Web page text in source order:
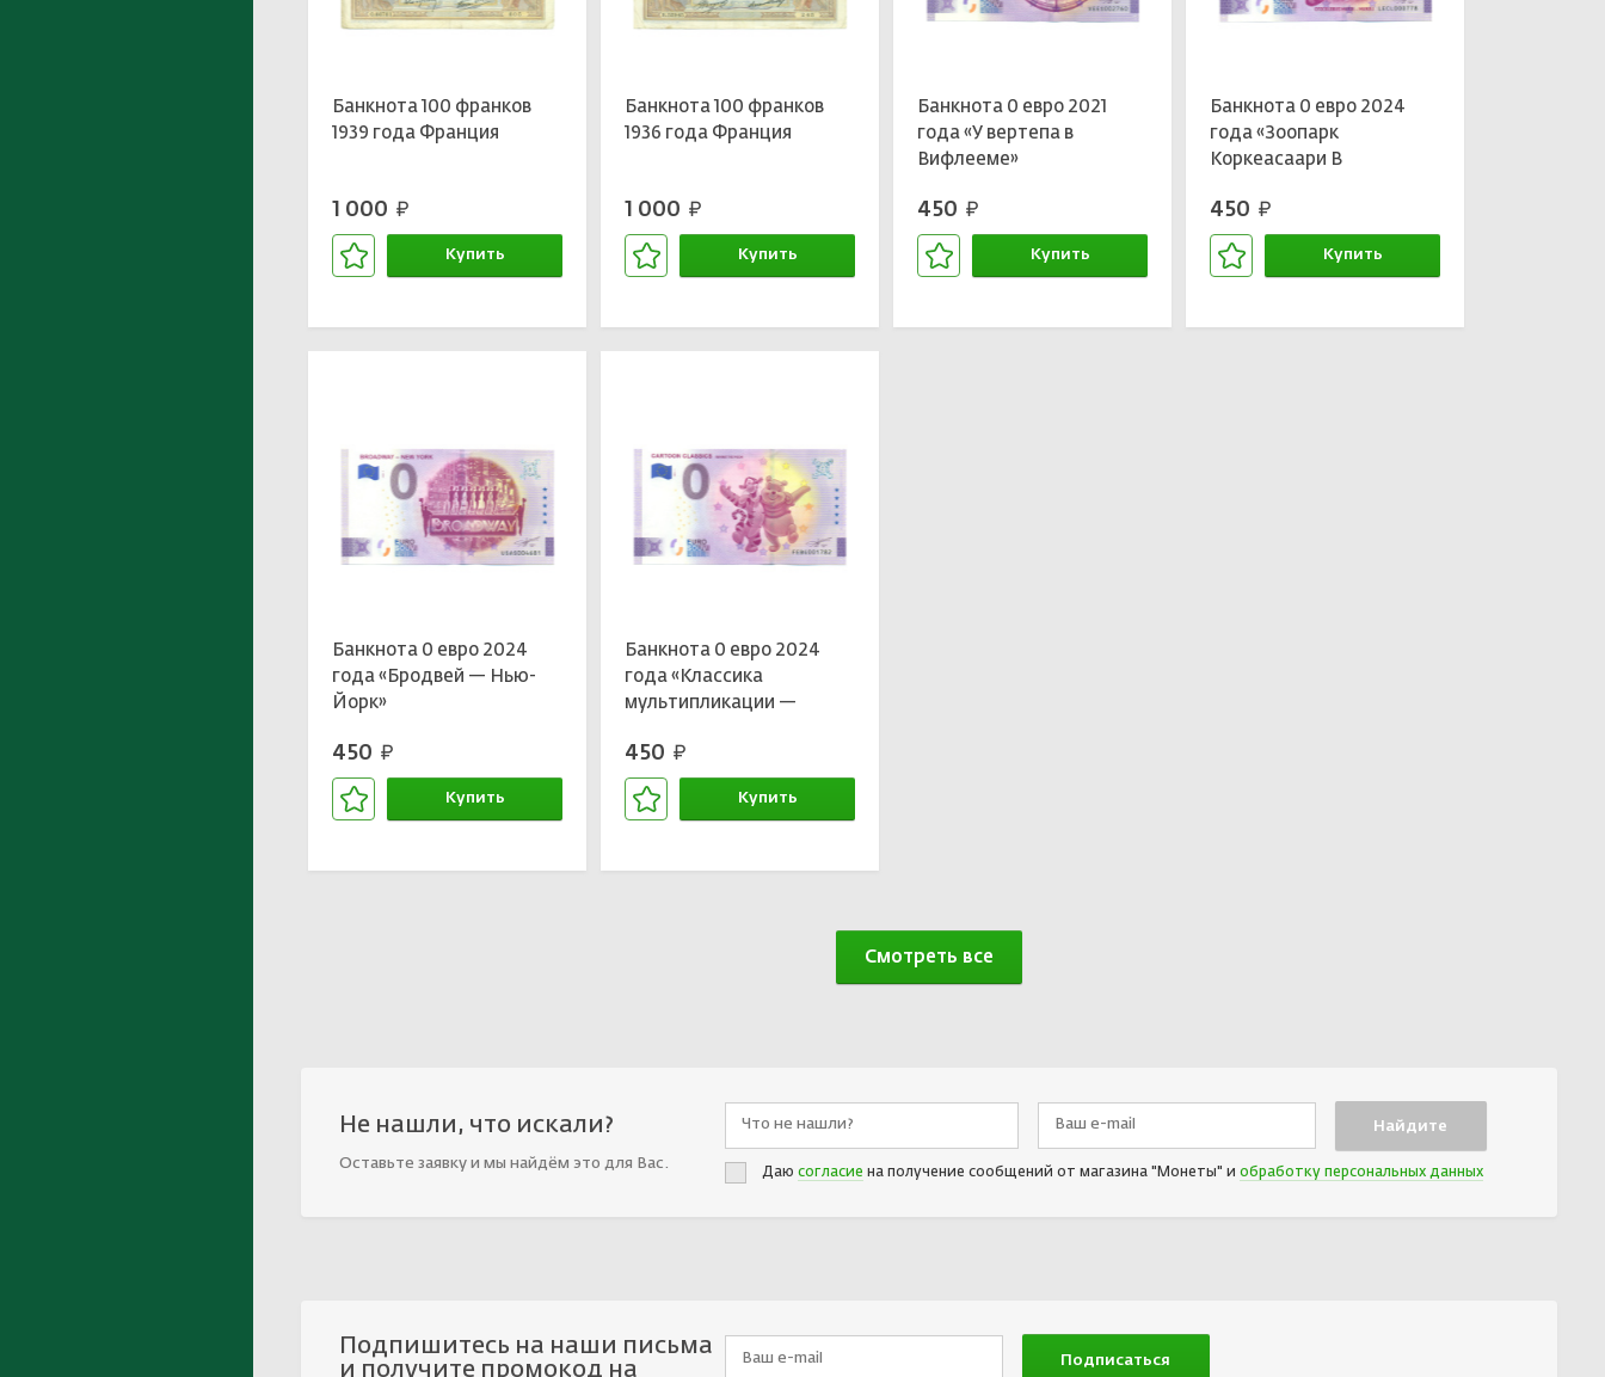
Банкнота 100 франков
1939 года Франция
1 000 руб.
Купить
Банкнота 100 франков
1936 года Франция
1 000 руб.
Купить
Банкнота 0 евро 2021
года «У вертепа в
Вифлееме»
450 руб.
Купить
Банкнота 0 евро 2024
года «Зоопарк
Коркеасаари В
450 руб.
Купить
Банкнота 0 евро 2024
года «Бродвей — Нью-
Йорк»
450 руб.
Купить
Банкнота 0 евро 2024
года «Классика
мультипликации —
450 руб.
Купить
Смотреть все
Не нашли, что искали?
Оставьте заявку и мы найдём это для Вас.
Даю согласие на получение сообщений от магазина "Монеты" и обработку персональных данных
Подпишитесь на наши письма
и получите промокод на